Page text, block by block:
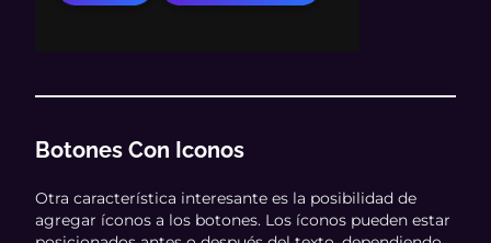
Botones Con Iconos
Otra característica interesante es la posibilidad de
agregar íconos a los botones. Los íconos pueden estar